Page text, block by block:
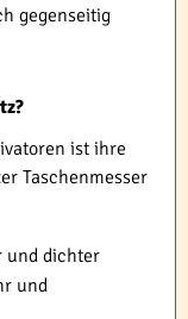
gegenseitig
ist ihre
Taschenmesser
und dichter
und